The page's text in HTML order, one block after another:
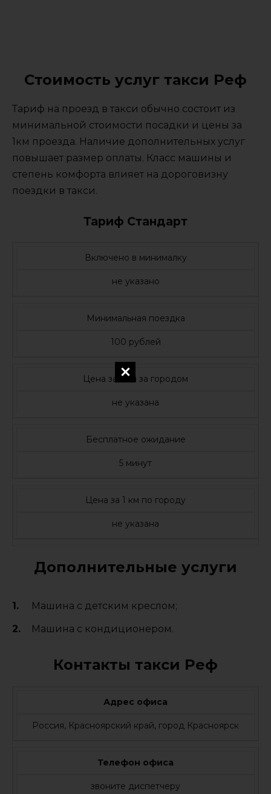
Стоимость услуг такси Реф
Тариф на проезд в такси обычно состоит из
минимальной стоимости посадки и цены за
1км проезда. Наличие дополнительных услуг
повышает размер оплаты. Класс машины и
степень комфорта влияет на дороговизну
поездки в такси.
Тариф Стандарт
Включено в минималку
не указано
Минимальная поездка
100 рублей
Цена за 1 км за городом
не указана
Бесплатное ожидание
5 минут
Цена за 1 км по городу
не указана
Дополнительные услуги
Машина с детским креслом;
Машина с кондиционером.
Контакты такси Реф
Адрес офиса
Россия, Красноярский край, город Красноярск
Телефон офиса
звоните диспетчеру